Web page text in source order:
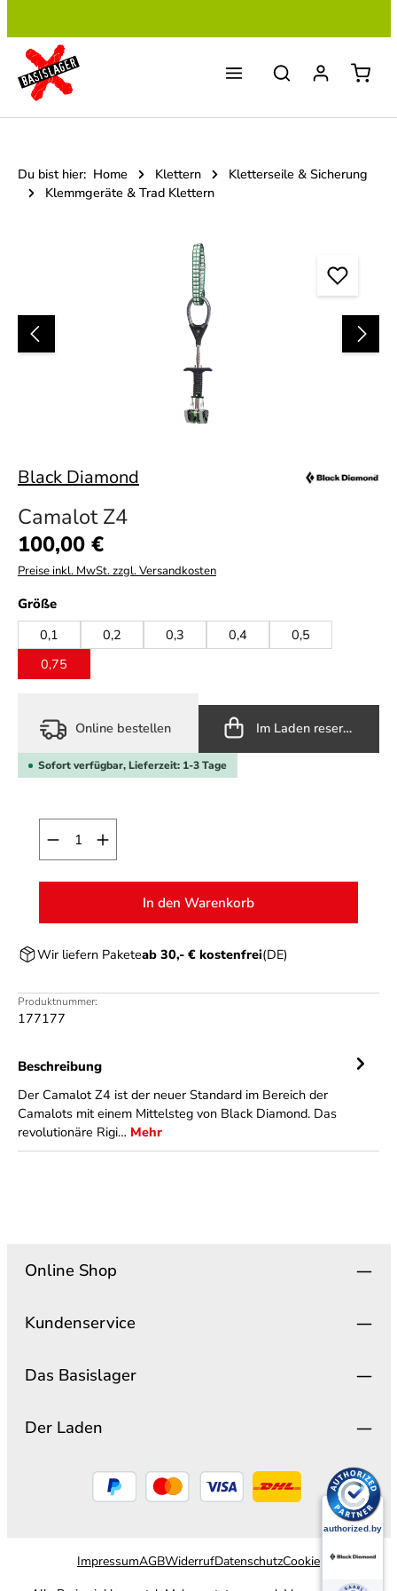
Du bist hier: Home Klettern
Kletterseile & Sicherung
Klemmgeräte & Trad Klettern
Black Diamond
Camalot Z4
Regulärer Preis:
100,00 €
Preise inkl. MwSt. zzgl. Versandkosten
Größeauswählen
0,1
0,2 0,3 0,4
0,5
0,75
Online bestellen Im Laden reservieren
Sofort verfügbar, Lieferzeit: 1-3 Tage
Produkt Anzahl: Gib den gewünschten Wert
In den Warenkorb
Wir liefern Paketeab 30,- € kostenfrei(DE)
Produktnummer:
177177
Beschreibung
Der Camalot Z4 ist der neuer Standard im Bereich der
Camalots mit einem Mittelsteg von Black Diamond. Das
revolutionäre Rigi… Mehr
Online Shop
Kundenservice
Das Basislager
Der Laden
ImpressumAGBWiderrufDatenschutzCookie